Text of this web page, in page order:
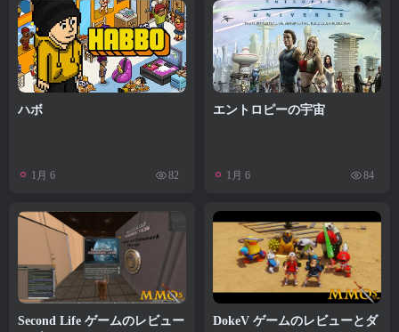
ハボ
1月 6 82
エントロピーの宇宙
1月 6 84
Second Life ゲームのレビュー
DokeV ゲームのレビューとダ